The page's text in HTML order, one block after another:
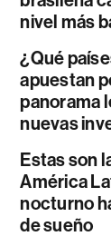
nivel más
¿Qué
apuestan
panorama
nuevas
Estas son
América
nocturno
de sueño